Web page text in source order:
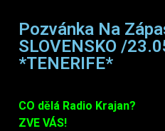
Pozvánka Na
SLOVENSKO /
*TENERIFE*
CO dělá Radio Krajan?
ZVE VÁS!